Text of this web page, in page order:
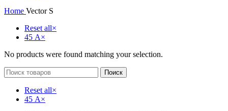
Home Vector S
Reset all×
45 А×
No products were found matching your selection.
Поиск
Reset all×
45 А×